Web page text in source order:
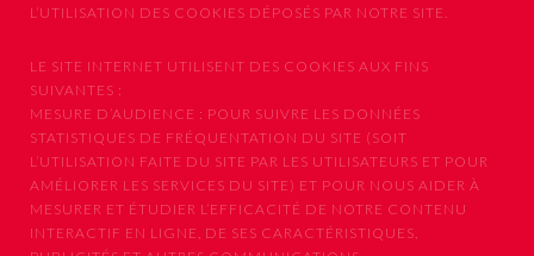
L’UTILISATION DES COOKIES DÉPOSÉS PAR NOTRE SITE.
LE SITE INTERNET UTILISENT DES COOKIES AUX FINS
SUIVANTES :
MESURE D’AUDIENCE : POUR SUIVRE LES DONNÉES
STATISTIQUES DE FRÉQUENTATION DU SITE (SOIT
L’UTILISATION FAITE DU SITE PAR LES UTILISATEURS ET POUR
AMÉLIORER LES SERVICES DU SITE) ET POUR NOUS AIDER À
MESURER ET ÉTUDIER L’EFFICACITÉ DE NOTRE CONTENU
INTERACTIF EN LIGNE, DE SES CARACTÉRISTIQUES,